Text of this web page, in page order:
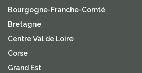
Bourgogne-Franche-Comté
Bretagne
Centre Val de Loire
Corse
Grand Est